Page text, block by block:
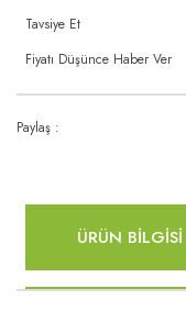
Tavsiye Et
Fiyatı Düşünce Haber Ver
Paylaş :
ÜRÜN BİLGİSİ